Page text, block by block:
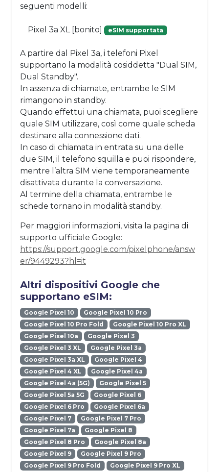
seguenti modelli:
Pixel 3a XL [bonito] eSIM supportata
A partire dal Pixel 3a, i telefoni Pixel
supportano la modalità cosiddetta "Dual SIM,
Dual Standby".
In assenza di chiamate, entrambe le SIM
rimangono in standby.
Quando effettui una chiamata, puoi scegliere
quale SIM utilizzare, così come quale scheda
destinare alla connessione dati.
In caso di chiamata in entrata su una delle
due SIM, il telefono squilla e puoi rispondere,
mentre l’altra SIM viene temporaneamente
disattivata durante la conversazione.
Al termine della chiamata, entrambe le
schede tornano in modalità standby.
Per maggiori informazioni, visita la pagina di
supporto ufficiale Google:
https://support.google.com/pixelphone/answ
er/9449293?hl=it
Altri dispositivi Google che
supportano eSIM:
Google Pixel 10
Google Pixel 10 Pro
Google Pixel 10 Pro Fold
Google Pixel 10 Pro XL
Google Pixel 10a
Google Pixel 3
Google Pixel 3 XL
Google Pixel 3a
Google Pixel 3a XL
Google Pixel 4
Google Pixel 4 XL
Google Pixel 4a
Google Pixel 4a (5G)
Google Pixel 5
Google Pixel 5a 5G
Google Pixel 6
Google Pixel 6 Pro
Google Pixel 6a
Google Pixel 7
Google Pixel 7 Pro
Google Pixel 7a
Google Pixel 8
Google Pixel 8 Pro
Google Pixel 8a
Google Pixel 9
Google Pixel 9 Pro
Google Pixel 9 Pro Fold
Google Pixel 9 Pro XL